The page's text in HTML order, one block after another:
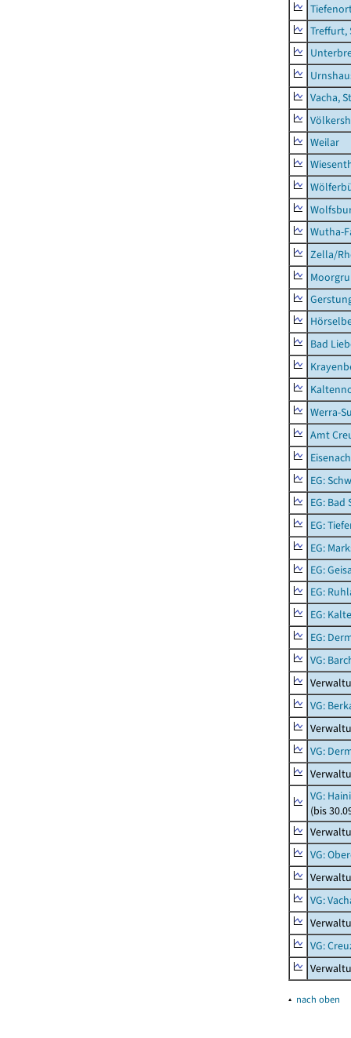
Treffurt,
Vacha,
Weilar
Wutha-
Zella/
Bad
Werra-
Amt
EG:
EG:
EG:
EG:
EG:
EG:
EG:
EG:
VG:
VG:
VG:
VG:
(bis
VG:
VG:
VG:
▴ nach oben